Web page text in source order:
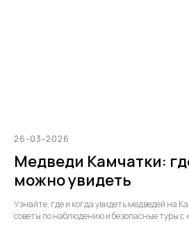
26-03-2026
Медведи Камчатки:
можно увидеть
Узнайте, где и когда увидеть медведей на
советы по наблюдению и безопасные туры с